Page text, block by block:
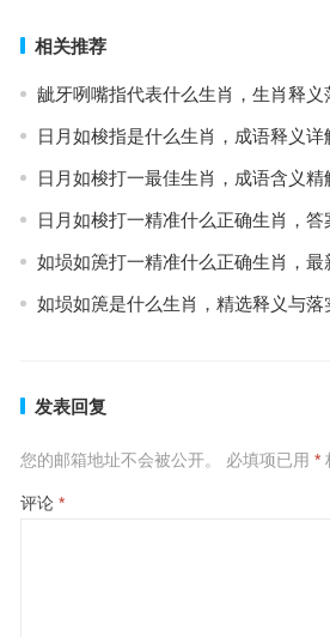
相关推荐
龇牙咧嘴指代表什么生肖，生肖释义
日月如梭指是什么生肖，成语释义详
日月如梭打一最佳生肖，成语含义精
日月如梭打一精准什么正确生肖，答
如埙如箎打一精准什么正确生肖，最
如埙如箎是什么生肖，精选释义与落
发表回复
您的邮箱地址不会被公开。 必填项已用 *
评论 *